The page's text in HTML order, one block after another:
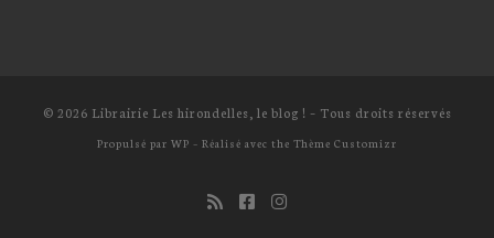
© 2026 Librairie Les hirondelles, le blog ! – Tous droits réservés
Propulsé par WP – Réalisé avec the Thème Customizr